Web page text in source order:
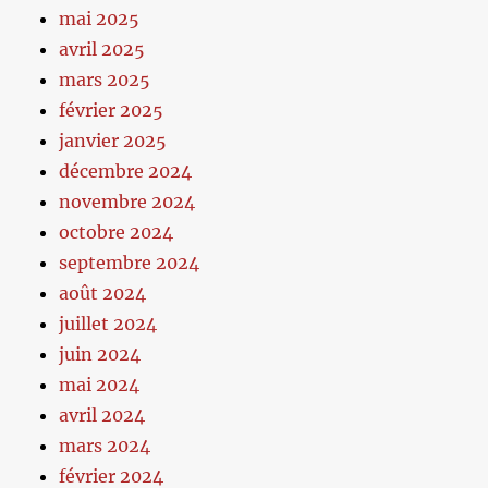
mai 2025
avril 2025
mars 2025
février 2025
janvier 2025
décembre 2024
novembre 2024
octobre 2024
septembre 2024
août 2024
juillet 2024
juin 2024
mai 2024
avril 2024
mars 2024
février 2024